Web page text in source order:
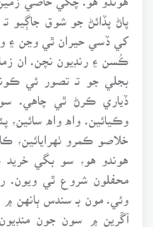
پاڻ پڏائڻ جو شوق جاڳيو
کي ڏسي حيران ٿي وڃن ۽
ڪُسن ۽ رنڊيون نچن. ان
بجلي جو تـ تصور ئي
ڏياري ڪرڻ ٿي چاهي.
وڪيائين. واه واه سائين،
خلاصو ڪمرو ٺهرايائين،
هوندو هو، سو بگي
محفلون شروع ٿي ويون.
وئي. مون بـ سندس ٻانهن ۾
آڱرين ۾ سون جون